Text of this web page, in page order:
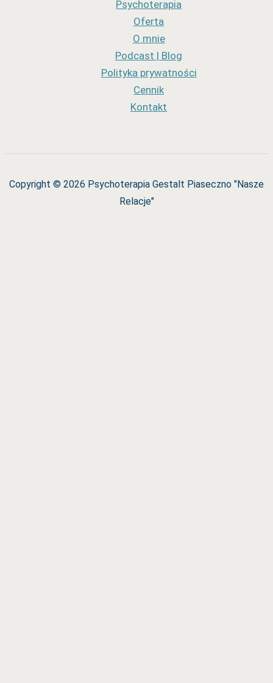
Psychoterapia
Oferta
O mnie
Podcast | Blog
Polityka prywatności
Cennik
Kontakt
Copyright © 2026 Psychoterapia Gestalt Piaseczno "Nasze
Relacje"